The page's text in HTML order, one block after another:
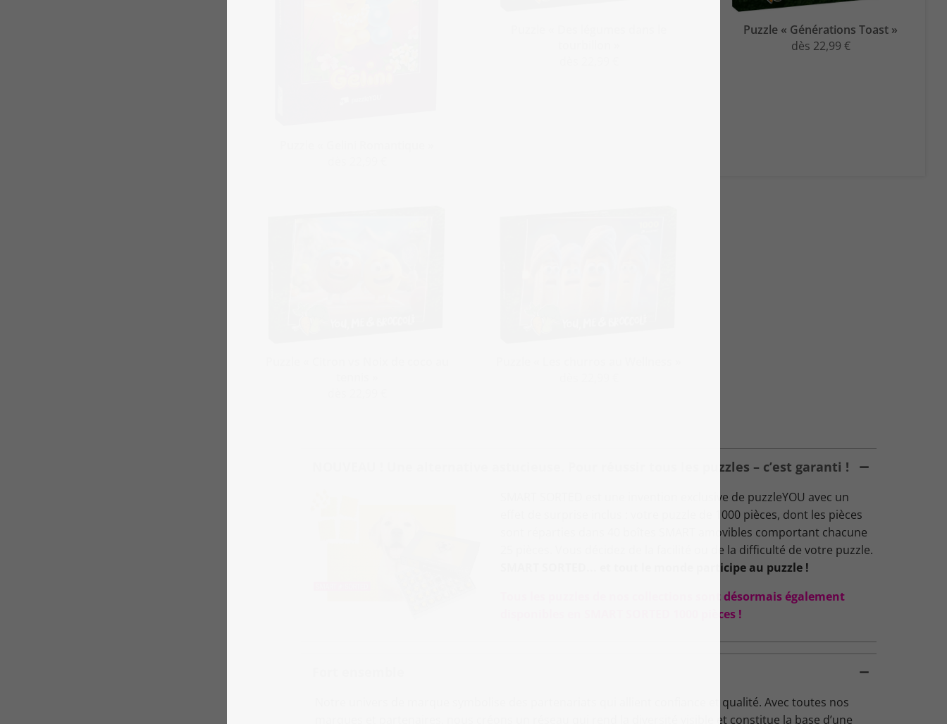
Puzzle « Générations Toast »
dès 22,99 €
NOUVEAU ! Une alternative astucieuse. Pour réussir tous les puzzles – c’est garanti !
SMART SORTED est une invention exclusive de puzzleYOU avec un
effet de surprise inclus : votre puzzle de 1000 pièces, dont les pièces
sont réparties dans 40 boîtes SMART amovibles comportant chacune
25 pièces. Vous décidez de la facilité ou de la difficulté de votre puzzle.
SMART SORTED... et tout le monde participe au puzzle !
Tous les puzzles de nos collections sont désormais également
disponibles en SMART SORTED 1000 pièces !
Notre univers de marque symbolise des partenariats qui allient confiance et qualité. Avec toutes nos
marques et partenaires, nous créons un réseau qui rend la diversité visible et constitue la base d’une